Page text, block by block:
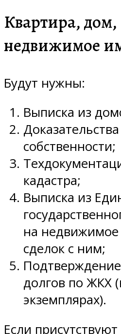
Квартира, дом,
недвижимое
Будут нужны:
Выписка из
собственности;
кадастра;
Выписка из
на
сделок с ним;
долгов по ЖКХ
экземплярах).
Если